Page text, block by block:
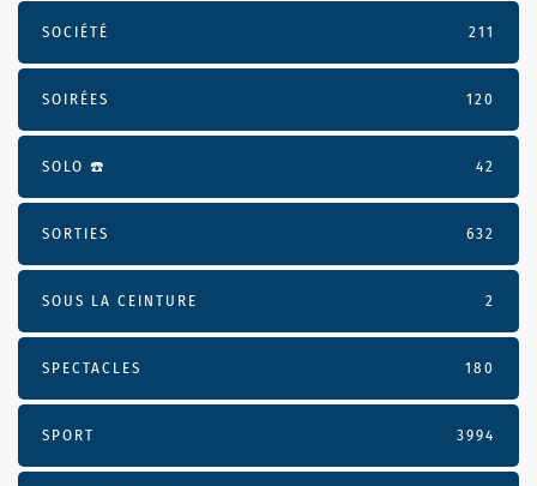
SOCIÉTÉ 211
SOIRÉES 120
SOLO ☎️ 42
SORTIES 632
SOUS LA CEINTURE 2
SPECTACLES 180
SPORT 3994